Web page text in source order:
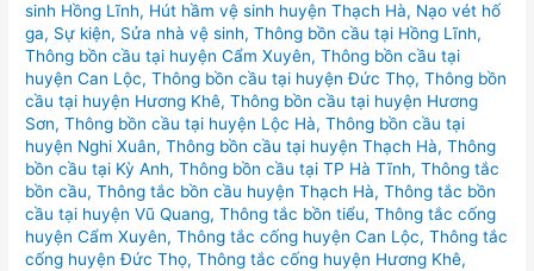
sinh Hồng Lĩnh, Hút hầm vệ sinh huyện Thạch Hà, Nạo vét hố
ga, Sự kiện, Sửa nhà vệ sinh,Thông bồn cầu tại Hồng Lĩnh,
Thông bồn cầu tại huyện Cẩm Xuyên,Thông bồn cầu tại
huyện Can Lộc,Thông bồn cầu tại huyện Đức Thọ,Thông bồn
cầu tại huyện Hương Khê,Thông bồn cầu tại huyện Hương
Sơn,Thông bồn cầu tại huyện Lộc Hà,Thông bồn cầu tại
huyện Nghi Xuân,Thông bồn cầu tại huyện Thạch Hà,Thông
bồn cầu tại Kỳ Anh,Thông bồn cầu tại TP Hà Tĩnh,Thông tắc
bồn cầu,Thông tắc bồn cầu huyện Thạch Hà,Thông tắc bồn
cầu tại huyện Vũ Quang,Thông tắc bồn tiểu,Thông tắc cống
huyện Cẩm Xuyên,Thông tắc cống huyện Can Lộc,Thông tắc
cống huyện Đức Thọ,Thông tắc cống huyện Hương Khê,